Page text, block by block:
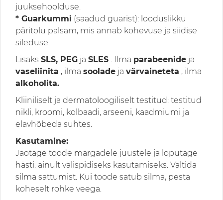
juuksehoolduse.
* Guarkummi (saadud guarist): looduslikku
päritolu palsam, mis annab kohevuse ja siidise
sileduse.
Lisaks SLS, PEG ja SLES . Ilma parabeenide ja
vaseliinita , ilma soolade ja värvaineteta , ilma
alkoholita.
Kliiniliselt ja dermatoloogiliselt testitud: testitud
nikli, kroomi, kolbaadi, arseeni, kaadmiumi ja
elavhõbeda suhtes.
Kasutamine:
Jaotage toode märgadele juustele ja loputage
hästi. ainult välispidiseks kasutamiseks. Vältida
silma sattumist. Kui toode satub silma, pesta
koheselt rohke veega.